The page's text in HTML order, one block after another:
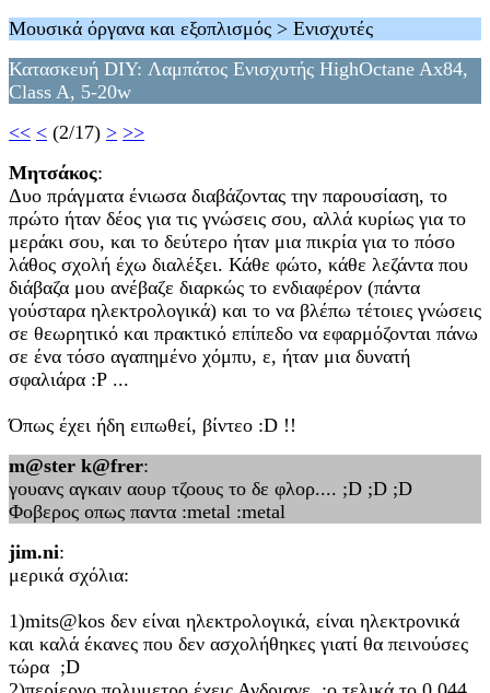
Μουσικά όργανα και εξοπλισμός > Ενισχυτές
Κατασκευή DIY: Λαμπάτος Ενισχυτής HighOctane Ax84,
Class A, 5-20w
<< < (2/17) > >>
Μητσάκος:
Δυο πράγματα ένιωσα διαβάζοντας την παρουσίαση, το
πρώτο ήταν δέος για τις γνώσεις σου, αλλά κυρίως για το
μεράκι σου, και το δεύτερο ήταν μια πικρία για το πόσο
λάθος σχολή έχω διαλέξει. Κάθε φώτο, κάθε λεζάντα που
διάβαζα μου ανέβαζε διαρκώς το ενδιαφέρον (πάντα
γούσταρα ηλεκτρολογικά) και το να βλέπω τέτοιες γνώσεις
σε θεωρητικό και πρακτικό επίπεδο να εφαρμόζονται πάνω
σε ένα τόσο αγαπημένο χόμπυ, ε, ήταν μια δυνατή
σφαλιάρα :Ρ ...
Όπως έχει ήδη ειπωθεί, βίντεο :D !!
m@ster k@frer:
γουανς αγκαιν αουρ τζοους το δε φλορ.... ;D ;D ;D
Φοβερος οπως παντα :metal :metal
jim.ni:
μερικά σχόλια:
1)mits@kos δεν είναι ηλεκτρολογικά, είναι ηλεκτρονικά
και καλά έκανες που δεν ασχολήθηκες γιατί θα πεινούσες
τώρα ;D